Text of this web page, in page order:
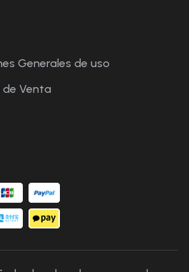
Generales de uso
de Venta